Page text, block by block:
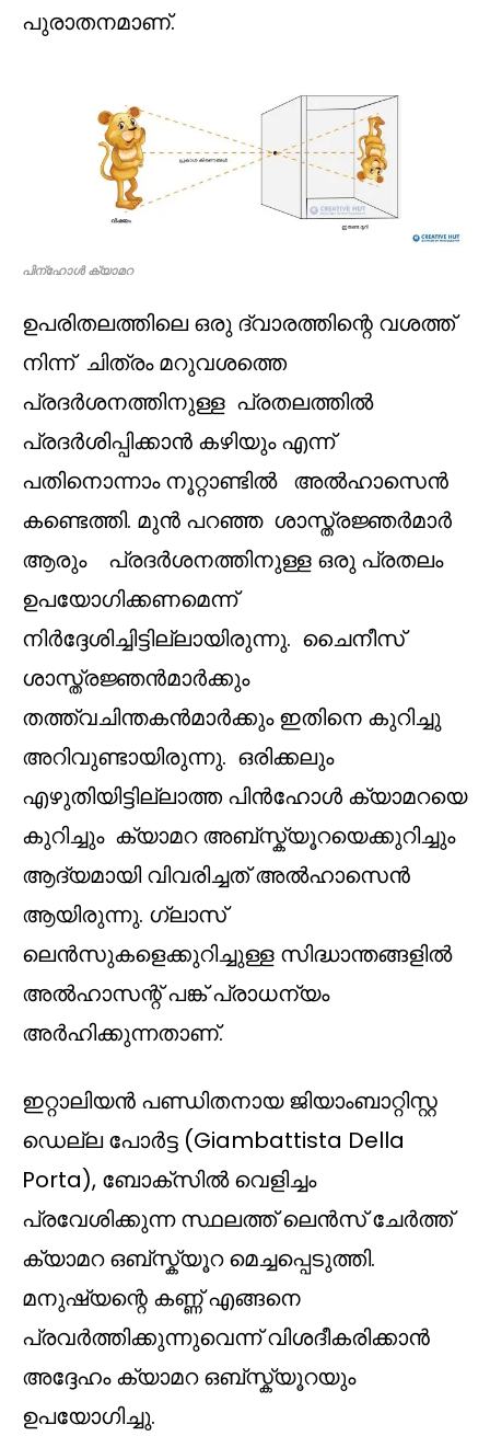
പുരാതനമാണ്.
പിന്ഹോള്‍ ക്യാമറ
ഉപരിതലത്തിലെ ഒരു ദ്വാരത്തിന്റെ വശത്ത്
നിന്ന് ചിത്രം മറുവശത്തെ
പ്രദർശനത്തിനുള്ള പ്രതലത്തിൽ
പ്രദർശിപ്പിക്കാൻ കഴിയും എന്ന്
പതിനൊന്നാം നൂറ്റാണ്ടിൽ അൽഹാസെൻ
കണ്ടെത്തി. മുൻ പറഞ്ഞ ശാസ്ത്രജ്ഞർമാർ
ആരും പ്രദർശനത്തിനുള്ള ഒരു പ്രതലം
ഉപയോഗിക്കണമെന്ന്
നിർദ്ദേശിച്ചിട്ടില്ലായിരുന്നു. ചൈനീസ്
ശാസ്ത്രജ്ഞൻമാർക്കും
തത്ത്വചിന്തകൻമാർക്കും ഇതിനെ കുറിച്ചു
അറിവുണ്ടായിരുന്നു. ഒരിക്കലും
എഴുതിയിട്ടില്ലാത്ത പിൻഹോൾ ക്യാമറയെ
കുറിച്ചും ക്യാമറ അബ്സ്ക്യൂറയെക്കുറിച്ചും
ആദ്യമായി വിവരിച്ചത് അൽഹാസെൻ
ആയിരുന്നു. ഗ്ലാസ്
ലെൻസുകളെക്കുറിച്ചുള്ള സിദ്ധാന്തങ്ങളിൽ
അൽഹാസന്റ് പങ്ക് പ്രാധന്യം
അർഹിക്കുന്നതാണ്.
ഇറ്റാലിയൻ പണ്ഡിതനായ ജിയാംബാറ്റിസ്റ്റ
ഡെല്ല പോർട്ട (Giambattista Della
Porta), ബോക്സിൽ വെളിച്ചം
പ്രവേശിക്കുന്ന സ്ഥലത്ത് ലെൻസ് ചേർത്ത്
ക്യാമറ ഒബ്സ്ക്യൂറ മെച്ചപ്പെടുത്തി.
മനുഷ്യന്റെ കണ്ണ് എങ്ങനെ
പ്രവർത്തിക്കുന്നുവെന്ന് വിശദീകരിക്കാൻ
അദ്ദേഹം ക്യാമറ ഒബ്സ്ക്യൂറയും
ഉപയോഗിച്ചു.